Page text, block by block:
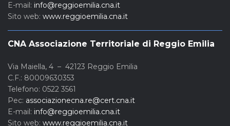
E-mail: info@reggioemilia.cna.it
Sito web: www.reggioemilia.cna.it
CNA Associazione Territoriale di Reggio Emilia
Via Maiella, 4 – 42123 Reggio Emilia
C.F.: 80009630353
Telefono: 0522 3561
Pec: associazionecna.re@cert.cna.it
E-mail: info@reggioemilia.cna.it
Sito web: www.reggioemilia.cna.it